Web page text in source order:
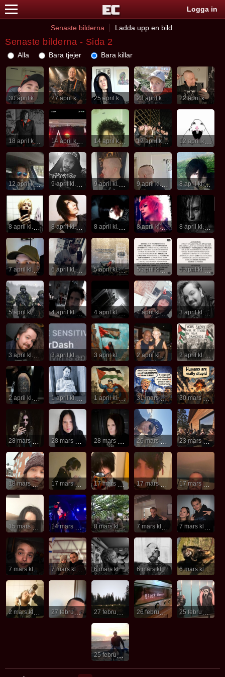
Logga in
Senaste bilderna Ladda upp en bild
Senaste bilderna - Sida 2
Alla Bara tjejer Bara killar
30 april kl. 07:57 27 april kl. 15:53 25 april kl. 22:12 23 april kl. 09:26 22 april kl. 22:51
18 april kl. 11:49 14 april kl. 08:56 14 april kl. 08:56 12 april kl. 16:58 12 april kl. 16:15
12 april kl. 02:21 9 april kl. 20:03 9 april kl. 17:37 9 april kl. 11:56 8 april kl. 07:06
8 april kl. 07:05 8 april kl. 07:05 8 april kl. 07:03 8 april kl. 07:03 8 april kl. 07:01
7 april kl. 18:14 6 april kl. 19:39 5 april kl. 20:23 5 april kl. 20:20 5 april kl. 20:20
5 april kl. 19:52 4 april kl. 16:22 4 april kl. 16:19 4 april kl. 16:13 3 april kl. 20:16
3 april kl. 15:58 3 april kl. 11:13 3 april kl. 10:53 2 april kl. 22:06 2 april kl. 10:48
2 april kl. 06:48 1 april kl. 23:42 1 april kl. 23:29 31 mars kl. 22:42 30 mars kl. 16:47
26 mars kl. 18:16 23 mars kl. 18:54
18 mars kl. 19:02 17 mars kl. 22:37 17 mars kl. 22:32 17 mars kl. 22:31 17 mars kl. 04:45
15 mars kl. 18:35 14 mars kl. 08:13 8 mars kl. 16:17
6 mars kl. 19:12 6 mars kl. 14:15 6 mars kl. 11:04
2 mars kl. 20:32 27 februari kl. 02:12 27 februari kl. 02:08 26 februari kl. 23:41 25 februari kl. 23:04
25 februari kl. 17:44